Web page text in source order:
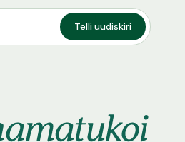
Telli uudiskiri